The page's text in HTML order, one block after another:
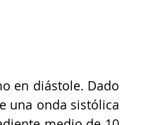
en diástole. Dado
una onda sistólica